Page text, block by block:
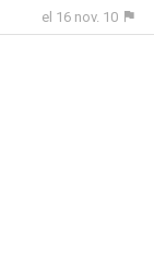
el 16 nov. 10